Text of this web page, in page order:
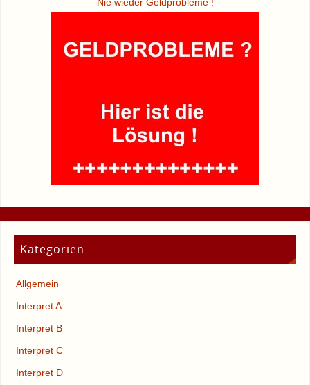
Nie wieder Geldprobleme !
Kategorien
Allgemein
Interpret A
Interpret B
Interpret C
Interpret D